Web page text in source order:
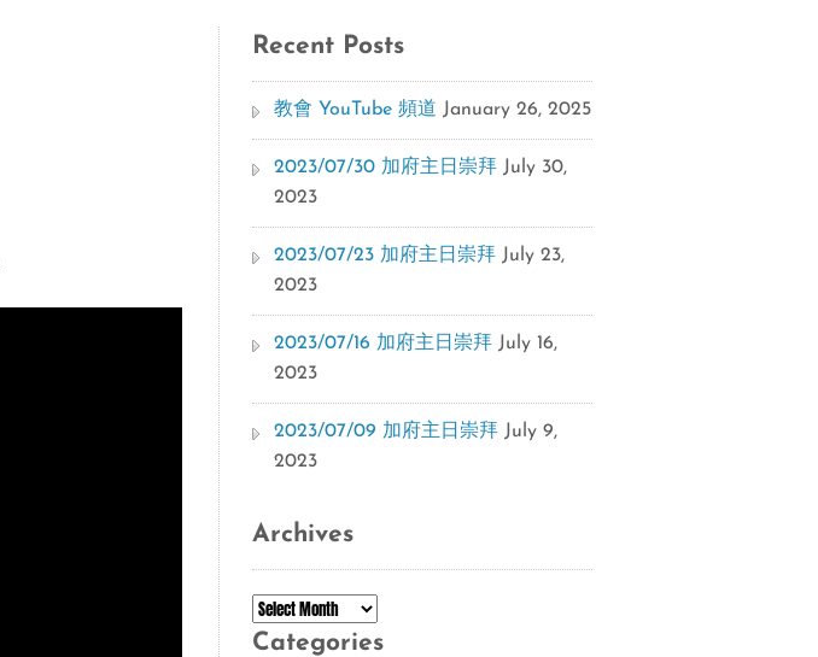
Recent Posts
教會 YouTube 頻道 January 26, 2025
2023/07/30 加府主日崇拜 July 30,
2023
2023/07/23 加府主日崇拜 July 23,
2023
2023/07/16 加府主日崇拜 July 16,
2023
2023/07/09 加府主日崇拜 July 9,
2023
Archives
Archives
Categories